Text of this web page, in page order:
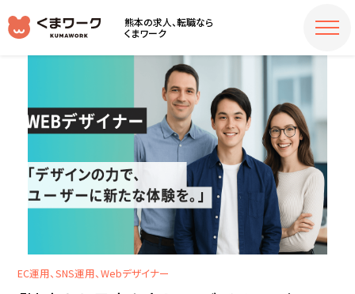
熊本の求人、転職なら
くまワーク
EC運用、SNS運用、Webデザイナー